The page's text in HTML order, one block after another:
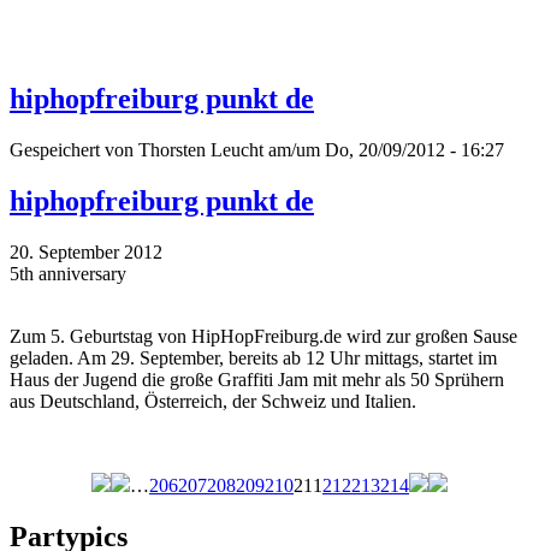
hiphopfreiburg punkt de
Gespeichert von Thorsten Leucht am/um Do, 20/09/2012 - 16:27
hiphopfreiburg punkt de
20. September 2012
5th anniversary
Zum 5. Geburtstag von HipHopFreiburg.de wird zur großen Sause
geladen. Am 29. September, bereits ab 12 Uhr mittags, startet im
Haus der Jugend die große Graffiti Jam mit mehr als 50 Sprühern
aus Deutschland, Österreich, der Schweiz und Italien.
…206207208209210211 212213214
Partypics